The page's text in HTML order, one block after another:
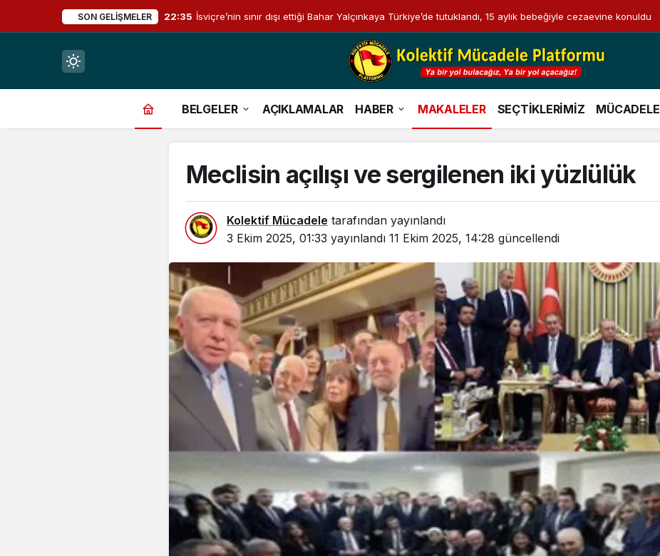
SON GELIŞMELER 22:35 İsviçre’nin sınır dışı ettiği Bahar Yalçınkaya Türkiye’de tutuklandı, 15 aylık bebeğiyle cezaevine konuldu
Mod
BELGELER AÇIKLAMALAR HABER MAKALELER SEÇTİKLERİMİZ MÜCADELE
Meclisin açılışı ve sergilenen iki yüzlülük
Kolektif Mücadele tarafından yayınlandı
3 Ekim 2025, 01:33 yayınlandı 11 Ekim 2025, 14:28 güncellendi